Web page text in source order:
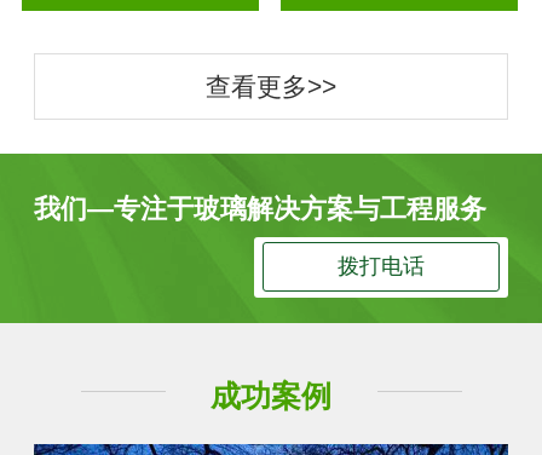
查看更多>>
我们—专注于玻璃解决方案与工程服务
拨打电话
成功案例